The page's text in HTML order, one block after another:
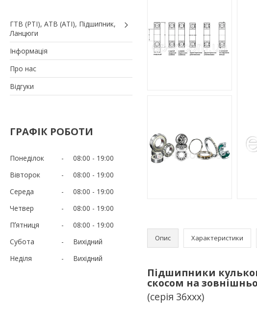
ГТВ (РТI), АТВ (АТI), Пiдшипник,
Ланцюги
Iнформація
Про нас
Вiдгуки
ГРАФІК РОБОТИ
Понеділок 08:00
19:00
Вівторок
08:00
19:00
Середа
08:00
19:00
Четвер
08:00
19:00
Пʼятниця
08:00
19:00
Субота
Вихідний
Неділя
Вихідний
Опис Характеристики
Підшипники
скосом на
(серія 36ххх)